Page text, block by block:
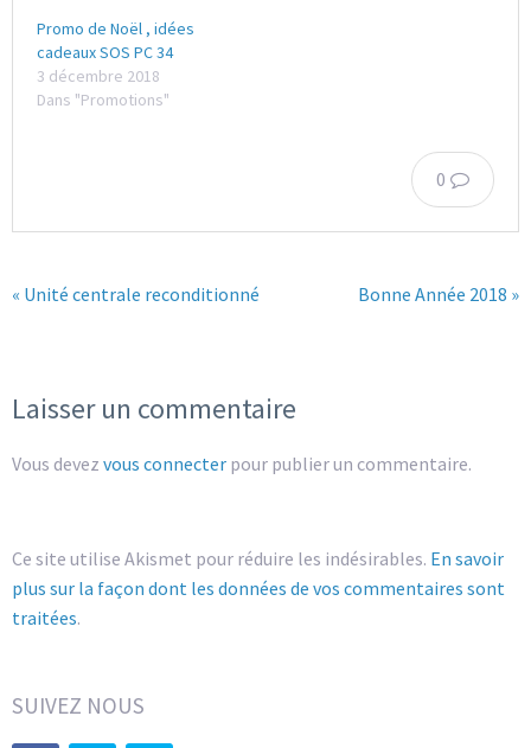
Promo de Noël , idées
cadeaux SOS PC 34
3 décembre 2018
Dans "Promotions"
0
« Unité centrale reconditionné Bonne Année 2018 »
Laisser un commentaire
Vous devez vous connecter pour publier un commentaire.
Ce site utilise Akismet pour réduire les indésirables. En savoir
plus sur la façon dont les données de vos commentaires sont
traitées.
SUIVEZ NOUS